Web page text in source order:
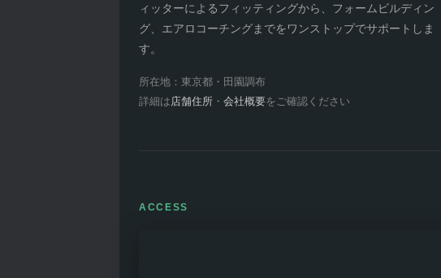
ィッターによるフィッティングから、フォームビルディン
グ、エアロコーチングまでをワンストップでサポートしま
す。
所在地：東京都・田園調布
詳細は店舗住所 ・ 会社概要をご確認ください
ACCESS